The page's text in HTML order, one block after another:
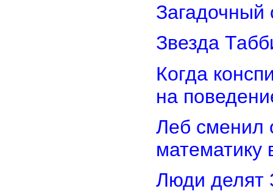
Загадочный
Звезда
Когда
на
Леб сменил
математику
Люди делят